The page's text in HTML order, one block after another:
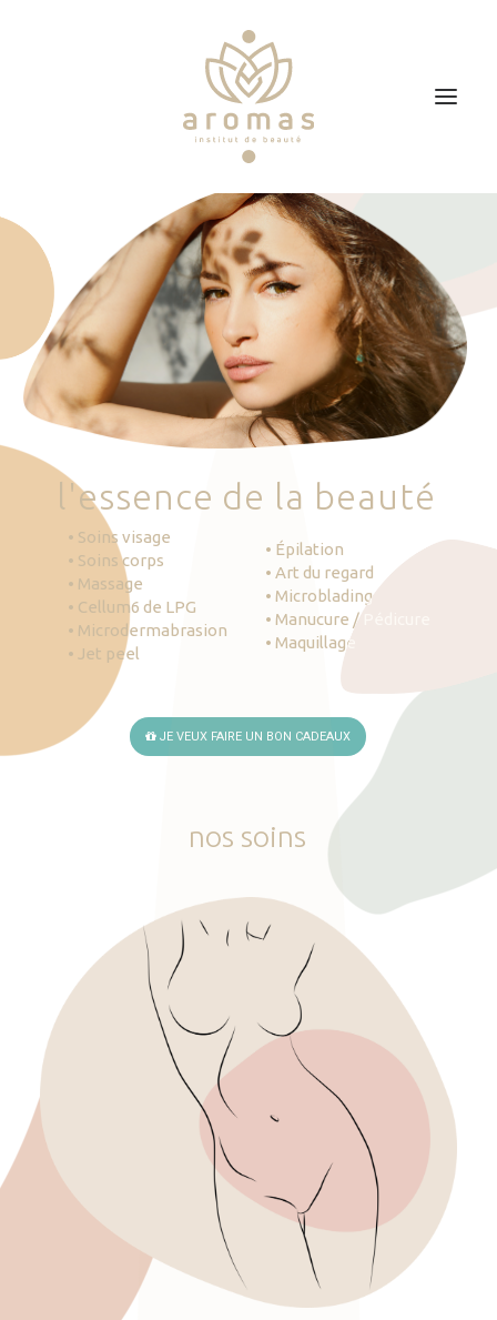
Soins
Je veux faire un bon cadeau
Plan d’accès
Prendre RDV
'essence de la beauté
• Soins visage
• Soins corps
• Massage
• Cellum6 de LPG
• Microdermabrasion
• Jet peel
• Épilation
• Art du regard
• Microblading
• Manucure / Pédicure
• Maquillage
JE VEUX FAIRE UN BON CADEAUX
nos soins